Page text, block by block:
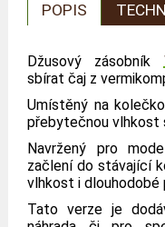
POPIS
Džusový zásobník
sbírat čaj z
Umístěný na
přebytečnou vlhkost
Navržený pro
začlení do stávající
vlhkost i dlouhodobé
Tato verze je